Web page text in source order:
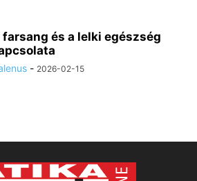
farsang és a lelki egészség
- 2026-02-15